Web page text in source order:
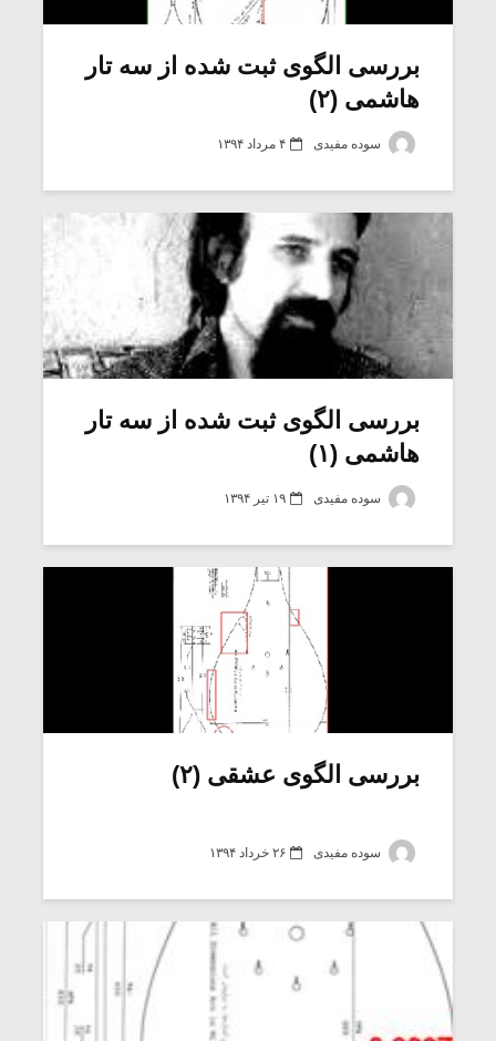
بررسی الگوی ثبت شده از سه تار
هاشمی (۲)
سوده مفیدی ۴ مرداد ۱۳۹۴
بررسی الگوی ثبت شده از سه تار
هاشمی (۱)
سوده مفیدی ۱۹ تیر ۱۳۹۴
بررسی الگوی عشقی (۲)
سوده مفیدی ۲۶ خرداد ۱۳۹۴